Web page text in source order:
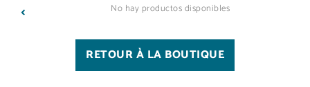
No hay productos disponibles
RETOUR À LA BOUTIQUE